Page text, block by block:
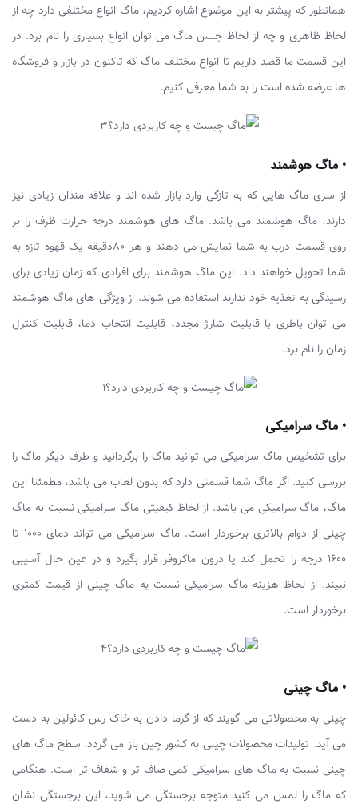
همانطور که پیشتر به این موضوع اشاره کردیم، ماگ انواع مختلفی دارد چه از
لحاظ ظاهری و چه از لحاظ جنس ماگ می توان انواع بسیاری را نام برد. در
این قسمت ما قصد داریم تا انواع مختلف ماگ که تاکنون در بازار و فروشگاه
ها عرضه شده است را به شما معرفی کنیم.
• ماگ هوشمند
از سری ماگ هایی که به تازگی وارد بازار شده اند و علاقه مندان زیادی نیز
دارند، ماگ هوشمند می باشد. ماگ های هوشمند درجه حرارت ظرف را بر
روی قسمت درب به شما نمایش می دهند و هر 80دقیقه یک قهوه تازه به
شما تحویل خواهند داد. این ماگ هوشمند برای افرادی که زمان زیادی برای
رسیدگی به تغذیه خود ندارند استفاده می شوند. از ویژگی های ماگ هوشمند
می توان باطری با قابلیت شارژ مجدد، قابلیت انتخاب دما، قابلیت کنترل
زمان را نام برد.
• ماگ سرامیکی
برای تشخیص ماگ سرامیکی می توانید ماگ را برگردانید و طرف دیگر ماگ را
بررسی کنید. اگر ماگ شما قسمتی دارد که بدون لعاب می باشد، مطمئنا این
ماگ، ماگ سرامیکی می باشد. از لحاظ کیفیتی ماگ سرامیکی نسبت به ماگ
چینی از دوام بالاتری برخوردار است. ماگ سرامیکی می تواند دمای 1000 تا
1600 درجه را تحمل کند یا درون ماکروفر قرار بگیرد و در عین حال آسیبی
نبیند. از لحاظ هزینه ماگ سرامیکی نسبت به ماگ چینی از قیمت کمتری
برخوردار است.
• ماگ چینی
چینی به محصولاتی می گویند که از گرما دادن به خاک رس کائولین به دست
می آید. تولیدات محصولات چینی به کشور چین باز می گردد. سطح ماگ های
چینی نسبت به ماگ های سرامیکی کمی صاف تر و شفاف تر است. هنگامی
که ماگ را لمس می کنید متوجه برجستگی می شوید، این برجستگی نشان